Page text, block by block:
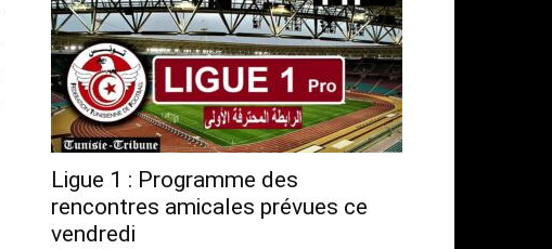
Ligue 1 : Programme des
rencontres amicales prévues ce
vendredi